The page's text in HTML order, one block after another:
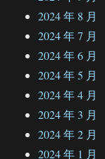
2024 年 8 月
2024 年 7 月
2024 年 6 月
2024 年 5 月
2024 年 4 月
2024 年 3 月
2024 年 2 月
2024 年 1 月